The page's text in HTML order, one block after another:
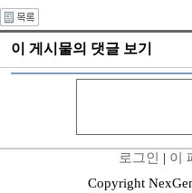
이 게시물의 댓글 보기
로그인 | 이
Copyright